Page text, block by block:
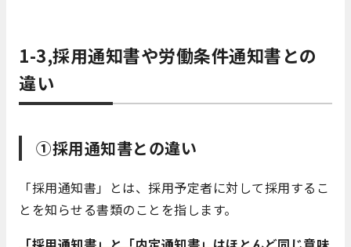
1-3,採用通知書や労働条件通知書との
違い
①採用通知書との違い
「採用通知書」とは、採用予定者に対して採用するこ
とを知らせる書類のことを指します。